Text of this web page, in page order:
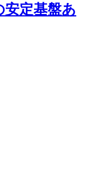
定基盤あ